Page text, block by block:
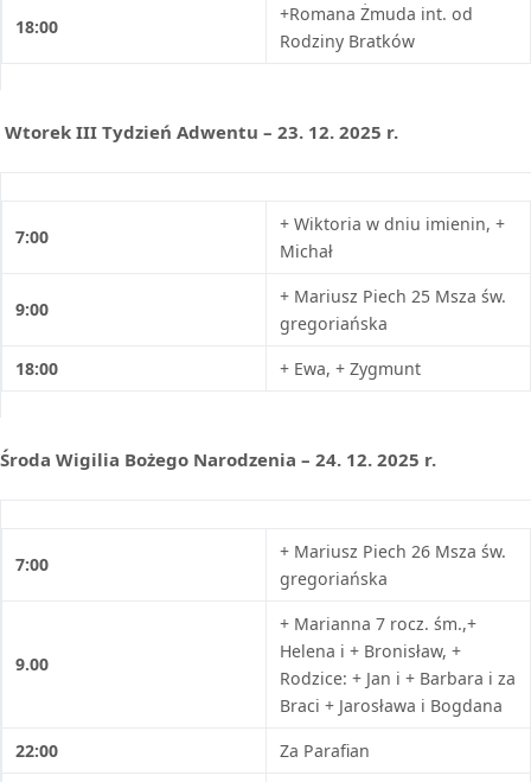
18:00
+Romana Żmuda int. od
Rodziny Bratków
Wtorek III Tydzień Adwentu – 23. 12. 2025 r.
7:00
+ Wiktoria w dniu imienin, +
Michał
9:00
+ Mariusz Piech 25 Msza św.
gregoriańska
18:00
+ Ewa, + Zygmunt
Środa Wigilia Bożego Narodzenia – 24. 12. 2025 r.
7:00
+ Mariusz Piech 26 Msza św.
gregoriańska
9.00
+ Marianna 7 rocz. śm.,+
Helena i + Bronisław, +
Rodzice: + Jan i + Barbara i za
Braci + Jarosława i Bogdana
22:00
Za Parafian